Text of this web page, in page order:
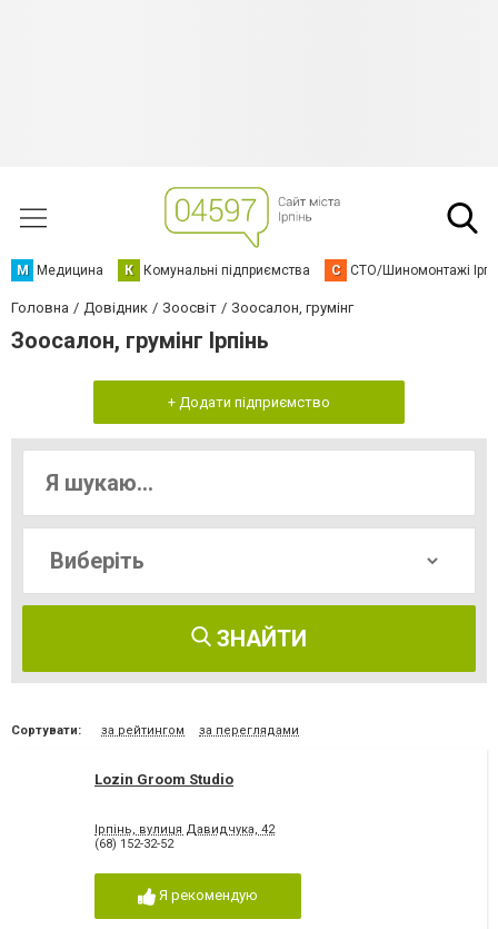
М Медицина К Комунальні підприємства С СТО/Шиномонтажі
Головна Довідник Зоосвіт Зоосалон, грумінг
Зоосалон, грумінг Ірпінь
+ Додати підприємство
ЗНАЙТИ
Сортувати: за рейтингом за переглядами
Lozin Groom Studio
Ірпінь, вулиця Давидчука, 42
(68) 152-32-52
Я рекомендую